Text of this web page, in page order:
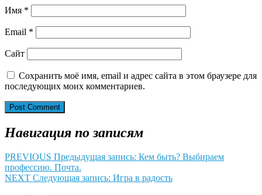
Имя *
Email *
Сайт
Сохранить моё имя, email и адрес сайта в этом браузере для
последующих моих комментариев.
Навигация по записям
PREVIOUS Предыдущая запись: Кем быть? Выбираем
профессию. Почта.
NEXT Следующая запись: Игра в радость